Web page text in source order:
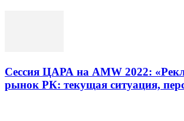
Сессия ЦАРА на AMW 2022:
рынок РК: текущая ситуация,